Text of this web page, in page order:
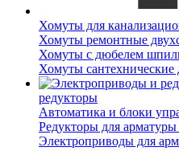
Хомуты для
Хомуты ремонтные
Хомуты с дюбелем
Хомуты сантехнические
редукторы
Автоматика и блоки
Редукторы для арматуры
Электроприводы для